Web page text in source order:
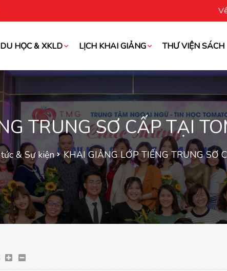
DU HỌC & XKLD LỊCH KHAI GIẢNG THƯ VIỆN SÁCH
TRUNG SƠ CẤP TẠI
& Sự kiện KHAI GIẢNG LỚP TIẾNG TRUNG SƠ